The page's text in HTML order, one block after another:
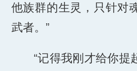
他族群的生灵，只针对
武者。”
“记得我刚才给你